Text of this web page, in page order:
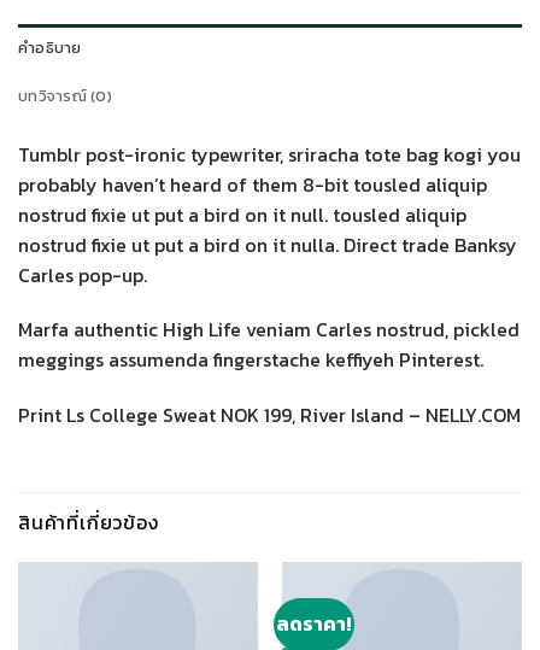
คำอธิบาย
บทวิจารณ์ (0)
Tumblr post-ironic typewriter, sriracha tote bag kogi you
probably haven’t heard of them 8-bit tousled aliquip
nostrud fixie ut put a bird on it null. tousled aliquip
nostrud fixie ut put a bird on it nulla. Direct trade Banksy
Carles pop-up.
Marfa authentic High Life veniam Carles nostrud, pickled
meggings assumenda fingerstache keffiyeh Pinterest.
Print Ls College Sweat NOK 199, River Island – NELLY.COM
สินค้าที่เกี่ยวข้อง
ลดราคา!